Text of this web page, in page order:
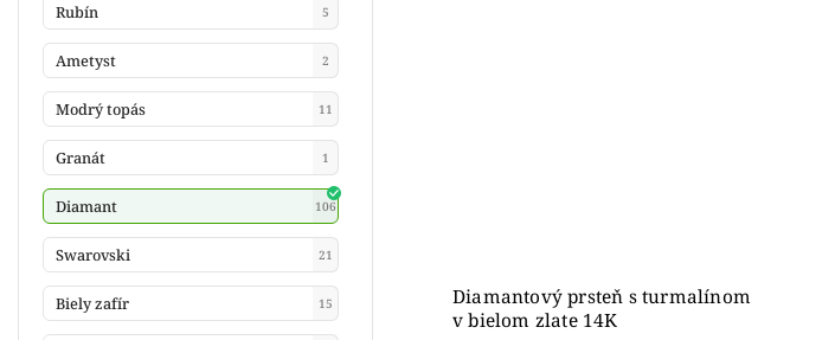
Rubín 5
Ametyst 2
Modrý topás 11
Granát 1
Diamant 106
Swarovski 21
Biely zafír 15
Diamantový prsteň s turmalínom
v bielom zlate 14K